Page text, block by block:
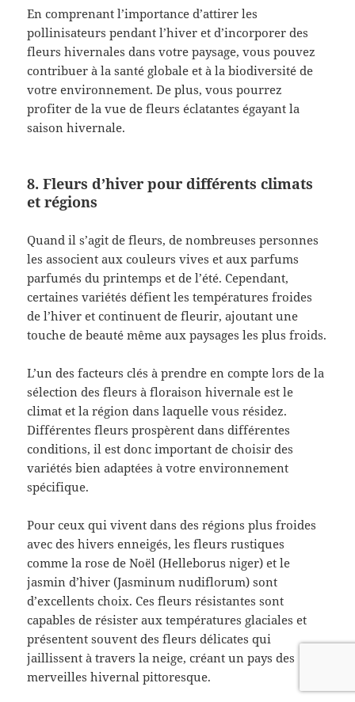
En comprenant l’importance d’attirer les
pollinisateurs pendant l’hiver et d’incorporer des
fleurs hivernales dans votre paysage, vous pouvez
contribuer à la santé globale et à la biodiversité de
votre environnement. De plus, vous pourrez
profiter de la vue de fleurs éclatantes égayant la
saison hivernale.
8. Fleurs d’hiver pour différents climats
et régions
Quand il s’agit de fleurs, de nombreuses personnes
les associent aux couleurs vives et aux parfums
parfumés du printemps et de l’été. Cependant,
certaines variétés défient les températures froides
de l’hiver et continuent de fleurir, ajoutant une
touche de beauté même aux paysages les plus froids.
L’un des facteurs clés à prendre en compte lors de la
sélection des fleurs à floraison hivernale est le
climat et la région dans laquelle vous résidez.
Différentes fleurs prospèrent dans différentes
conditions, il est donc important de choisir des
variétés bien adaptées à votre environnement
spécifique.
Pour ceux qui vivent dans des régions plus froides
avec des hivers enneigés, les fleurs rustiques
comme la rose de Noël (Helleborus niger) et le
jasmin d’hiver (Jasminum nudiflorum) sont
d’excellents choix. Ces fleurs résistantes sont
capables de résister aux températures glaciales et
présentent souvent des fleurs délicates qui
jaillissent à travers la neige, créant un pays des
merveilles hivernal pittoresque.